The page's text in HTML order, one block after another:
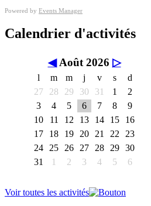
Powered by Events Manager
Calendrier d'activités
◀ Août 2026 ▷
l m m j v s
d
27
28 29 30 31 1
2
3
4 5 6 7 8
9
10
11 12 13 14 15
16
17
18 19 20 21 22
23
24
25 26 27 28 29 30
31
1 2 3 4 5 6
Voir toutes les activités